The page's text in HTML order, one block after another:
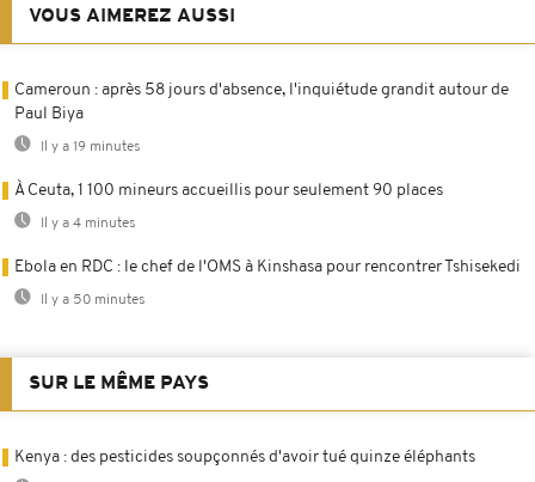
VOUS AIMEREZ AUSSI
Cameroun : après 58 jours d'absence, l'inquiétude grandit autour de
Paul Biya
Il y a 19 minutes
À Ceuta, 1 100 mineurs accueillis pour seulement 90 places
Il y a 4 minutes
Ebola en RDC : le chef de l'OMS à Kinshasa pour rencontrer Tshisekedi
Il y a 50 minutes
SUR LE MÊME PAYS
Kenya : des pesticides soupçonnés d'avoir tué quinze éléphants